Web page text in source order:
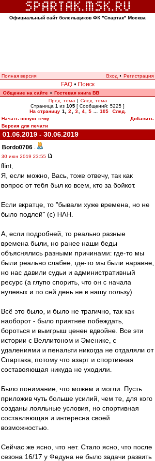
Официальный сайт болельщиков ФК "Спартак" Москва
Полная версия Вход • Регистрация
FAQ • Поиск
Общение на сайте » Гостевая книга ВВ
Пред. тема | След. тема
Страница 1 из 105 [ Сообщений: 5225 ]
На страницу 1 2 3 4 5 105
След.
Начать новую тему
Добавить
Версия для печати
01.06.2019 - 30.06.2019
Bordo0706 -
30 июн 2019 23:55
flint,
Я, если можно, Вась, тоже отвечу, так как
вопрос от тебя был ко всем, кто за бойкот.
Если вкратце, то "бывали хуже времена, но не
было подлей" (с) НАН.
А, если подробней, то реально разные
времена были, но ранее наши беды
объяснялись разными причинами: где-то мы
были реально слабее, где-то мы были наравне,
но нас давили судьи и административный
ресурс (а глупо спорить, что он с начала
нулевых и по сей день не в нашу пользу).
Всё это было, и было не трагично, так как
наоборот - было приятнее побеждать,
бороться и выигрыш ценен вдвойне. Все эти
истории с Веллитоном и Эменике, с
удалениями и пенальти никогда не отдаляли от
Спартака, потому что азарт и спортивная
составояющая никуда не уходили.
Было понимание, что можем и могли. Пусть
приложив чуть больше усилий, чем те, для кого
созданы лояльные условия, но спортивная
составляющая и интересна своей
возможностью.
Сейчас же ясно, что нет. Стало ясно, что после
сезона 16/17 у Федуна не было задачи развить